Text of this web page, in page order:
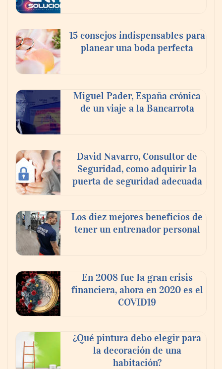
En el Día de la Cerveza, Grupo Modelo
mundo elige para reunirse: 7 de cada 10 la
escogen
compromiso para el eclipse solar del 12 de
agosto
‘El ransomware se puede vencer. No
Ricardo Palacio Escobar
15 consejos indispensables para
planear una boda perfecta
Miguel Pader, España crónica
de un viaje a la Bancarrota
David Navarro, Consultor de
Seguridad, como adquirir la
puerta de seguridad adecuada
Los diez mejores beneficios de
tener un entrenador personal
En 2008 fue la gran crisis
financiera, ahora en 2020 es el
COVID19
¿Qué pintura debo elegir para
la decoración de una
habitación?